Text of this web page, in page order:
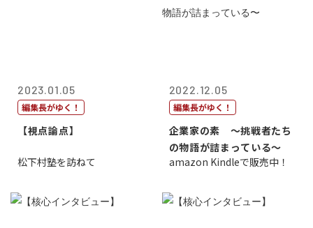
2023.01.05
編集長がゆく！
【視点論点】
松下村塾を訪ねて
2022.12.05
編集長がゆく！
企業家の素 〜挑戦者たち
の物語が詰まっている〜
amazon Kindleで販売中！